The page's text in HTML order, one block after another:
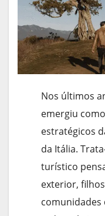
Nos últimos
emergiu
estratégicos
da Itália.
turístico
exterior,
comunidades